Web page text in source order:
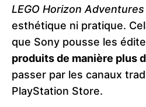
LEGO Horizon Adventures
esthétique ni pratique.
que Sony pousse les
produits de manière plus
passer par les canaux
PlayStation Store​.